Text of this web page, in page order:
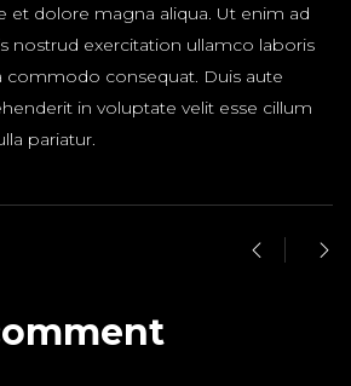
et dolore magna aliqua. Ut enim ad
nostrud exercitation ullamco laboris
commodo consequat. Duis aute
in voluptate velit esse cillum
pariatur.